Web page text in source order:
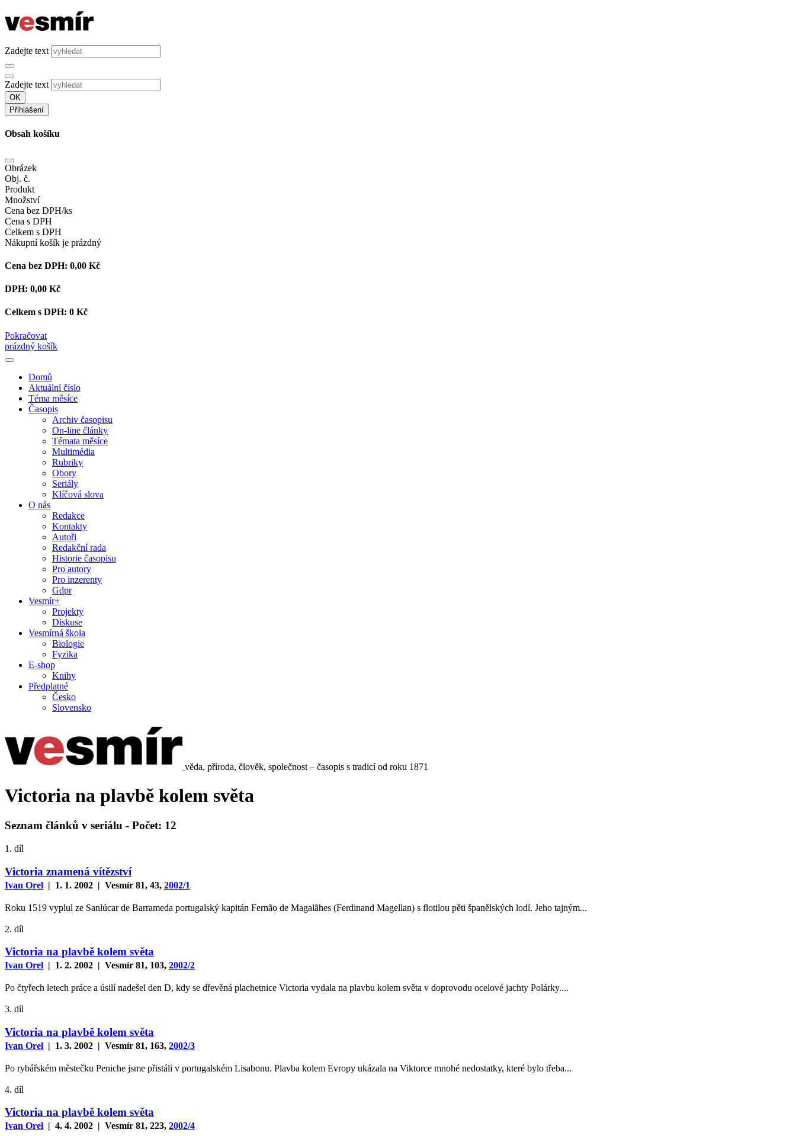
Zadejte text
Zadejte text
OK
Přihlášení
Obsah košíku
Obrázek
Obj. č.
Produkt
Množství
Cena bez DPH/ks
Cena s DPH
Celkem s DPH
Nákupní košík je prázdný
Cena bez DPH: 0,00 Kč
DPH: 0,00 Kč
Celkem s DPH: 0 Kč
Pokračovat
prázdný košík
Domů
Aktuální číslo
Téma měsíce
Časopis
Archiv časopisu
On-line články
Témata měsíce
Multimédia
Rubriky
Obory
Seriály
Klíčová slova
O nás
Redakce
Kontakty
Autoři
Redakční rada
Historie časopisu
Pro autory
Pro inzerenty
Gdpr
Vesmír+
Projekty
Diskuse
Vesmírná škola
Biologie
Fyzika
E-shop
Knihy
Předplatné
Česko
Slovensko
věda, příroda, člověk, společnost – časopis s tradicí od roku 1871
Victoria na plavbě kolem světa
Seznam článků v seriálu - Počet: 12
1. díl
Victoria znamená vítězství
Ivan Orel | 1. 1. 2002 | Vesmír 81, 43, 2002/1
Roku 1519 vyplul ze Sanlúcar de Barrameda portugalský kapitán Fernão de Magalãhes (Ferdinand Magellan) s flotilou pěti španělských lodí. Jeho tajným...
2. díl
Victoria na plavbě kolem světa
Ivan Orel | 1. 2. 2002 | Vesmír 81, 103, 2002/2
Po čtyřech letech práce a úsilí nadešel den D, kdy se dřevěná plachetnice Victoria vydala na plavbu kolem světa v doprovodu ocelové jachty Polárky....
3. díl
Victoria na plavbě kolem světa
Ivan Orel | 1. 3. 2002 | Vesmír 81, 163, 2002/3
Po rybářském městečku Peniche jsme přistáli v portugalském Lisabonu. Plavba kolem Evropy ukázala na Viktorce mnohé nedostatky, které bylo třeba...
4. díl
Victoria na plavbě kolem světa
Ivan Orel | 4. 4. 2002 | Vesmír 81, 223, 2002/4